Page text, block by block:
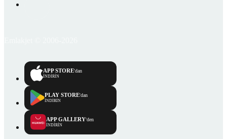
APP STORE'dan
İNDİRİN
PLAY STORE'dan
İNDİRİN
APP GALLERY'den
İNDİRİN